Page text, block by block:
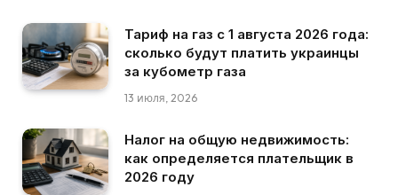
Тариф на газ с 1 августа 2026 года:
сколько будут платить украинцы
за кубометр газа
13 июля, 2026
Налог на общую недвижимость:
как определяется плательщик в
2026 году